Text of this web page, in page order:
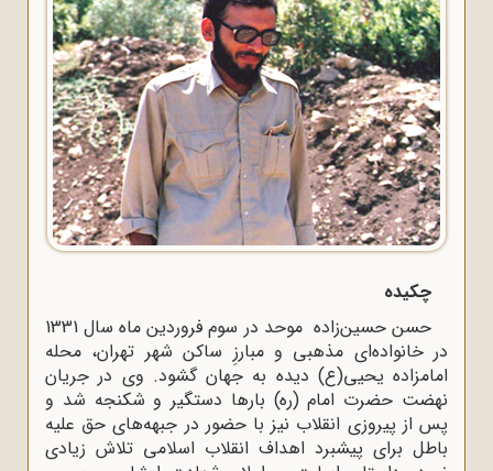
چکیده
حسن حسین‌زاده موحد در سوم فروردین ماه سال 1331
در خانواده‌‌ای مذهبی و مبارزِ ساکن شهر تهران، محله
امامزاده یحیی(ع) دیده به جهان گشود. وی در جریان
نهضت حضرت امام (ره) بارها دستگیر و شکنجه شد و
پس از پیروزی انقلاب نیز با حضور در جبهه‌های حق علیه
باطل برای پیشبرد اهداف انقلاب اسلامی تلاش زیادی